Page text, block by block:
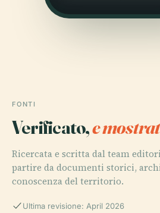
FONTI
Verificato,e
Ricercata e scritta dal team
partire da documenti storici,
conoscenza del territorio.
Ultima revisione: April 2026